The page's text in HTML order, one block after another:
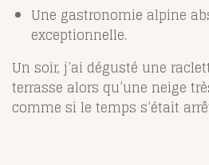
Une gastronomie alpine
exceptionnelle.
Un soir, j’ai dégusté une
terrasse alors qu’une neige
comme si le temps s’était